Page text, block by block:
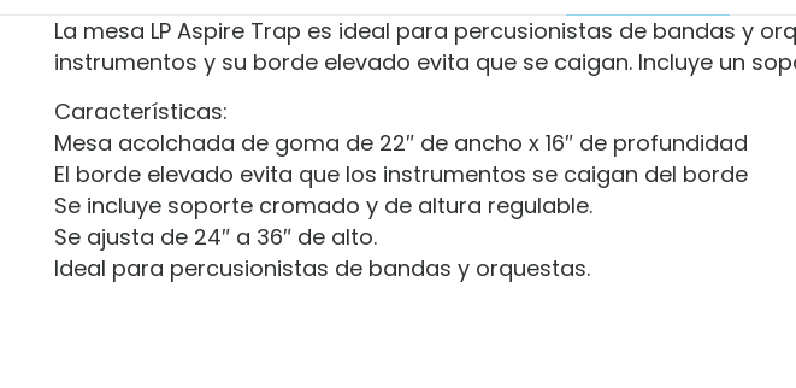
La mesa LP Aspire Trap es ideal para percusionistas de bandas y
instrumentos y su borde elevado evita que se caigan. Incluye un
Características:
Mesa acolchada de goma de 22″ de ancho x 16″ de profundidad
El borde elevado evita que los instrumentos se caigan del borde
Se incluye soporte cromado y de altura regulable.
Se ajusta de 24″ a 36″ de alto.
Ideal para percusionistas de bandas y orquestas.